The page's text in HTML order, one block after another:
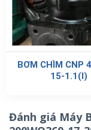
BƠM CHÌM CNP
15-1.1(I)
Đánh giá Máy